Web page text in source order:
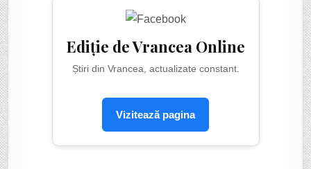
Ediție de Vrancea Online
Știri din Vrancea, actualizate constant.
Vizitează pagina